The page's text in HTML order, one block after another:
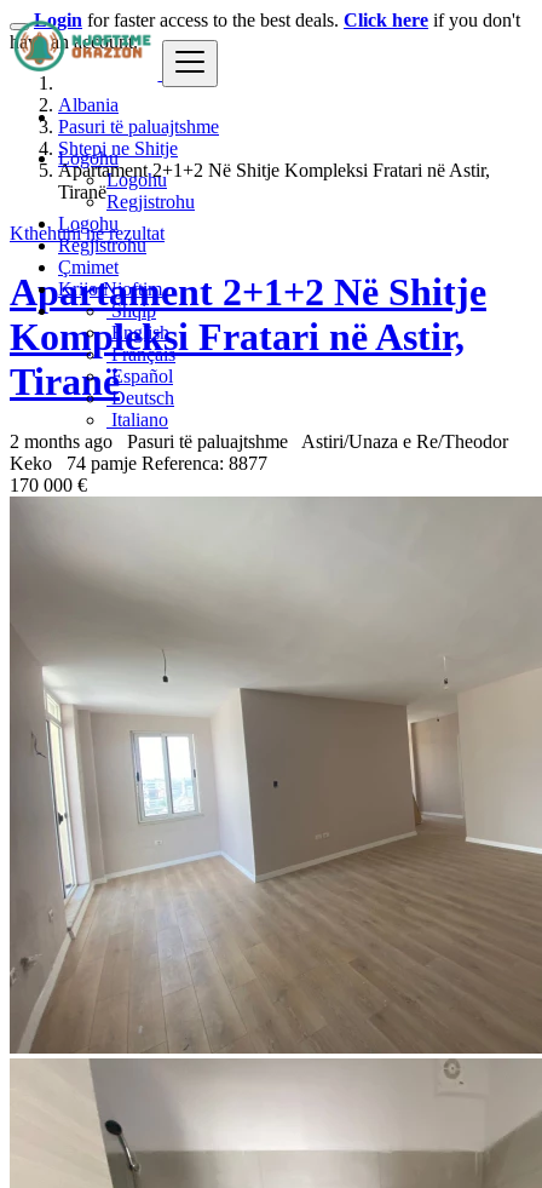
Logohu
Logohu
Regjistrohu
Logohu
Regjistrohu
Çmimet
Krijo Njoftim
Shqip
English
Français
Español
Deutsch
Italiano
Login for faster access to the best deals. Click here if you don't
have an account.
Albania
Pasuri të paluajtshme
Shtepi ne Shitje
Apartament 2+1+2 Në Shitje Kompleksi Fratari në Astir,
Tiranë
Kthehuni ne rezultat
Apartament 2+1+2 Në Shitje
Kompleksi Fratari në Astir,
Tiranë
2 months ago Pasuri të paluajtshme
Astiri/Unaza e Re/Theodor
Keko
74 pamje Referenca: 8877
170 000 €